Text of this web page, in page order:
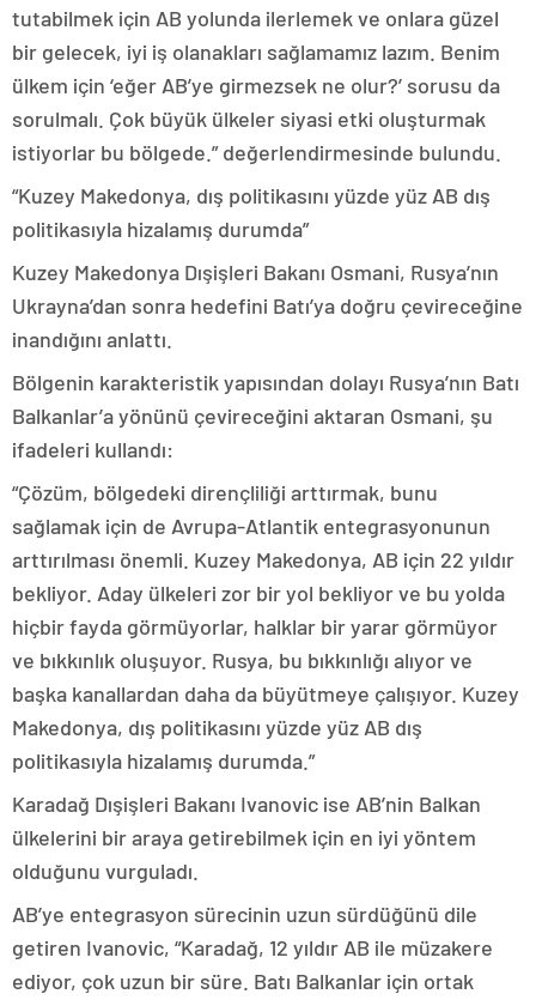
tutabilmek için AB yolunda ilerlemek ve onlara güzel
bir gelecek, iyi iş olanakları sağlamamız lazım. Benim
ülkem için ‘eğer AB’ye girmezsek ne olur?’ sorusu da
sorulmalı. Çok büyük ülkeler siyasi etki oluşturmak
istiyorlar bu bölgede.” değerlendirmesinde bulundu.
“Kuzey Makedonya, dış politikasını yüzde yüz AB dış
politikasıyla hizalamış durumda”
Kuzey Makedonya Dışişleri Bakanı Osmani, Rusya’nın
Ukrayna’dan sonra hedefini Batı’ya doğru çevireceğine
inandığını anlattı.
Bölgenin karakteristik yapısından dolayı Rusya’nın Batı
Balkanlar’a yönünü çevireceğini aktaran Osmani, şu
ifadeleri kullandı:
“Çözüm, bölgedeki dirençliliği arttırmak, bunu
sağlamak için de Avrupa-Atlantik entegrasyonunun
arttırılması önemli. Kuzey Makedonya, AB için 22 yıldır
bekliyor. Aday ülkeleri zor bir yol bekliyor ve bu yolda
hiçbir fayda görmüyorlar, halklar bir yarar görmüyor
ve bıkkınlık oluşuyor. Rusya, bu bıkkınlığı alıyor ve
başka kanallardan daha da büyütmeye çalışıyor. Kuzey
Makedonya, dış politikasını yüzde yüz AB dış
politikasıyla hizalamış durumda.”
Karadağ Dışişleri Bakanı Ivanovic ise AB’nin Balkan
ülkelerini bir araya getirebilmek için en iyi yöntem
olduğunu vurguladı.
AB’ye entegrasyon sürecinin uzun sürdüğünü dile
getiren Ivanovic, “Karadağ, 12 yıldır AB ile müzakere
ediyor, çok uzun bir süre. Batı Balkanlar için ortak